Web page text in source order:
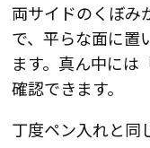
両サイドのくぼみ
で、平らな面に置
ます。真ん中には
確認できます。
丁度ペン入れと